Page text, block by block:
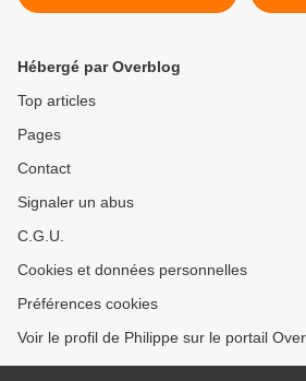
père
Hébergé par Overblog
Top articles
Pages
Contact
Signaler un abus
C.G.U.
Cookies et données personnelles
Préférences cookies
Voir le profil de Philippe sur le portail